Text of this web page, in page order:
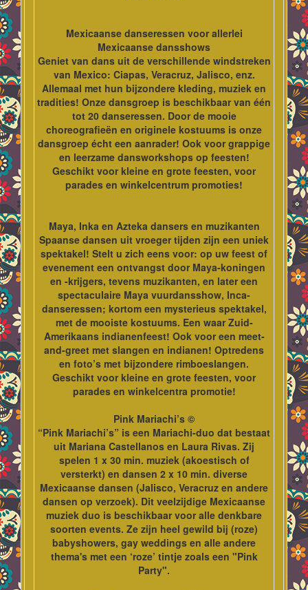
Mexicaanse danseressen voor allerlei
Mexicaanse dansshows
Geniet van dans uit de verschillende windstreken
van Mexico: Ciapas, Veracruz, Jalisco, enz.
Allemaal met hun bijzondere kleding, muziek en
tradities! Onze dansgroep is beschikbaar van één
tot 20 danseressen. Door de mooie
choreografieën en originele kostuums is onze
dansgroep écht een aanrader! Ook voor grappige
en leerzame dansworkshops op feesten!
Geschikt voor kleine en grote feesten, voor
parades en winkelcentrum promoties!
Maya, Inka en Azteka dansers en muzikanten
Spaanse dansen uit vroeger tijden zijn een uniek
spektakel! Stelt u zich eens voor: op uw feest of
evenement een ontvangst door Maya-koningen
en -krijgers, tevens muzikanten, en later een
spectaculaire Maya vuurdansshow, Inca-
danseressen; kortom een mysterieus spektakel,
met de mooiste kostuums. Een waar Zuid-
Amerikaans indianenfeest! Ook voor een meet-
and-greet met slangen en indianen! Optredens
en foto’s met bijzondere rimboeslangen.
Geschikt voor kleine en grote feesten, voor
parades en winkelcentra promotie!
Pink Mariachi’s ©
“Pink Mariachi’s” is een Mariachi-duo dat bestaat
uit Mariana Castellanos en Laura Rivas. Zij
spelen 1 x 30 min. muziek (akoestisch of
versterkt) en dansen 2 x 10 min. diverse
Mexicaanse dansen (Jalisco, Veracruz en andere
dansen op verzoek). Dit veelzijdige Mexicaanse
muziek duo is beschikbaar voor alle denkbare
soorten events. Ze zijn heel gewild bij (roze)
babyshowers, gay weddings en alle andere
thema's met een ‘roze’ tintje zoals een "Pink
Party".